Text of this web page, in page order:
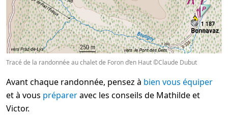
Tracé de la randonnée au chalet de Foron d’en Haut ©Claude Dubut
Avant chaque randonnée, pensez à bien vous équiper
et à vous prépareravec les conseils de Mathilde et
Victor.